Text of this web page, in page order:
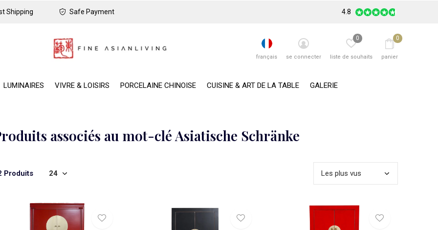
LUMINAIRES VIVRE & LOISIRS PORCELAINE CHINOISE CUISINE & ART DE LA TABLE GALERIE
français se connecter liste de souhaits
0
panier
0
Shipping Safe Payment 4.8
associés au mot-clé Asiatische Schränke
Produits